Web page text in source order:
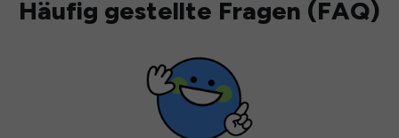
Häufig gestellte Fragen (FAQ)